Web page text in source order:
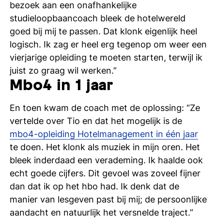
bezoek aan een onafhankelijke
studieloopbaancoach bleek de hotelwereld
goed bij mij te passen. Dat klonk eigenlijk heel
logisch. Ik zag er heel erg tegenop om weer een
vierjarige opleiding te moeten starten, terwijl ik
juist zo graag wil werken.”
Mbo4 in 1 jaar
En toen kwam de coach met de oplossing: “Ze
vertelde over Tio en dat het mogelijk is de
mbo4-opleiding Hotelmanagement in één jaar
te doen. Het klonk als muziek in mijn oren. Het
bleek inderdaad een verademing. Ik haalde ook
echt goede cijfers. Dit gevoel was zoveel fijner
dan dat ik op het hbo had. Ik denk dat de
manier van lesgeven past bij mij; de persoonlijke
aandacht en natuurlijk het versnelde traject.”